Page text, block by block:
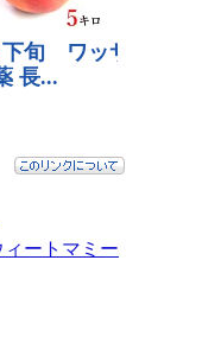
ートマミー